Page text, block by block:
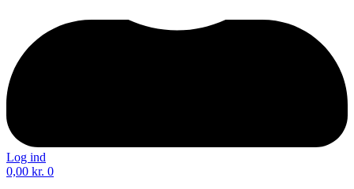
Log ind
0,00 kr. 0